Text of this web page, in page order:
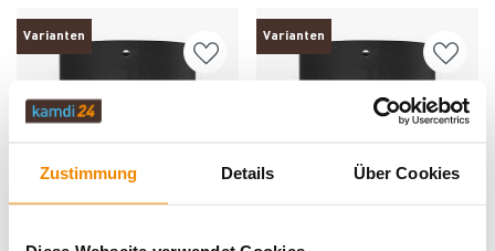
Zustimmung Details Über Cookies
Varianten Varianten